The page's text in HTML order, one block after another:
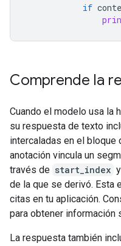
if
Comprende la
Cuando el modelo usa la
su respuesta de texto
intercaladas en el bloque
anotación vincula un
través de start_index y
de la que se derivó. Esta
citas en tu aplicación.
para obtener información
La respuesta también